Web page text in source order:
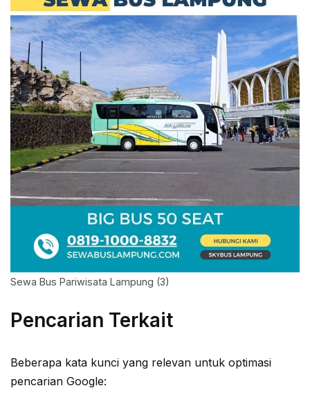
Sewa Bus Pariwisata Lampung (3)
Pencarian Terkait
Beberapa kata kunci yang relevan untuk optimasi
pencarian Google: